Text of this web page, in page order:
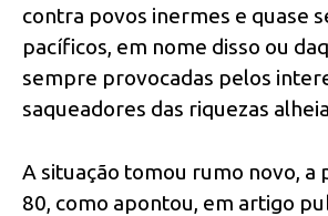
contra povos inermes e quase
pacíficos, em nome disso ou
sempre provocadas pelos
saqueadores das riquezas
A situação tomou rumo novo, a
80, como apontou, em artigo